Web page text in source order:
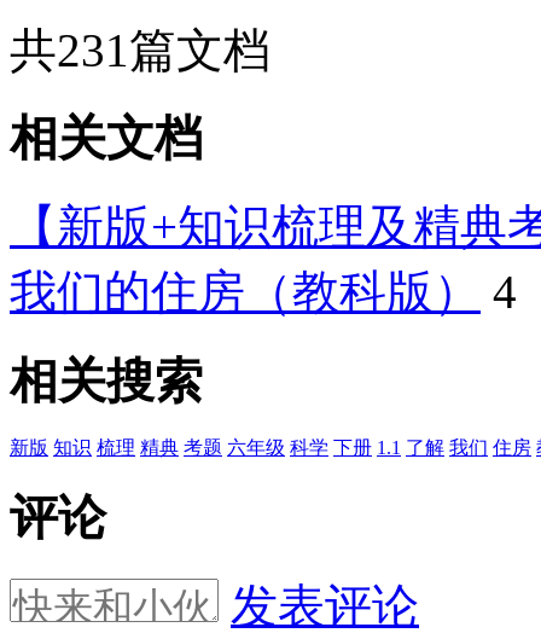
共231 篇文档
相关文档
【新版+知识梳理及精
我们的住房（教科版）
4
相关搜索
新版 知识 梳理 精典 考题 六年级 科学 下册 1.1 了解 我们 住房
评论
发表评论